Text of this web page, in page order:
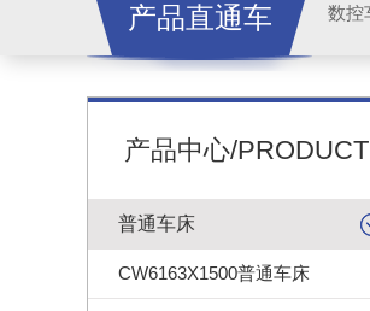
产品直通车
产品中心/PRODUCT
普通车床
CW6163X1500普通车床